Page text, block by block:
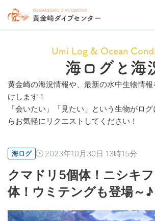
Umi Log & Ocean
海ログと海
黄金崎の海況情報や、最新の水中生物情
けします！
「会いたい」「見たい」という生物がロ
らお気軽にリクエストしてください！
海ログ 2023年10月30日 13時15分
クマドリ5個体！ニシキ
体！ウミテングも登場～♪